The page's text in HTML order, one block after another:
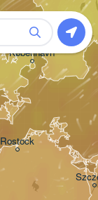
København
Rostock